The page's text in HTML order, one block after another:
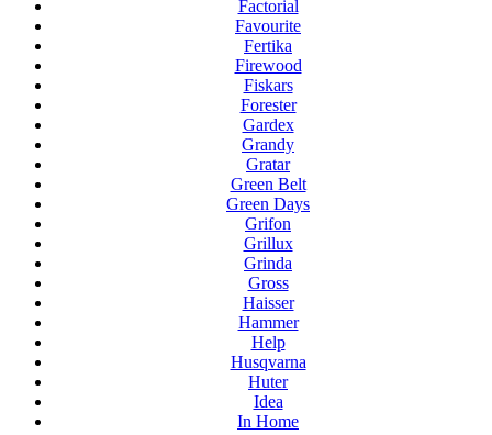
Factorial
Favourite
Fertika
Firewood
Fiskars
Forester
Gardex
Grandy
Gratar
Green Belt
Green Days
Grifon
Grillux
Grinda
Gross
Haisser
Hammer
Help
Husqvarna
Huter
Idea
In Home